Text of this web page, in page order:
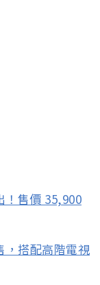
！售價 35,900
，搭配高階電視